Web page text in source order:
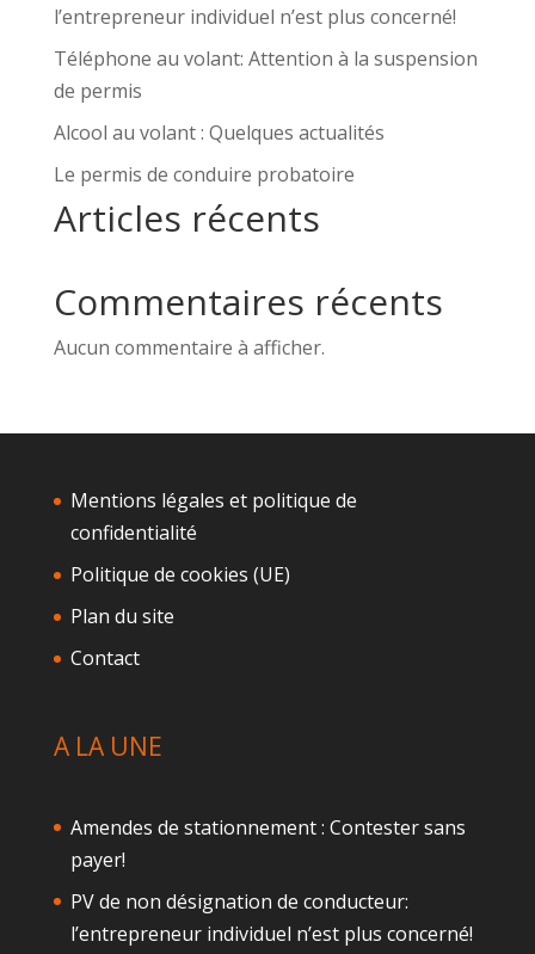
l’entrepreneur individuel n’est plus concerné!
Téléphone au volant: Attention à la suspension
de permis
Alcool au volant : Quelques actualités
Le permis de conduire probatoire
Articles récents
Commentaires récents
Aucun commentaire à afficher.
Mentions légales et politique de
confidentialité
Politique de cookies (UE)
Plan du site
Contact
A LA UNE
Amendes de stationnement : Contester sans
payer!
PV de non désignation de conducteur:
l’entrepreneur individuel n’est plus concerné!